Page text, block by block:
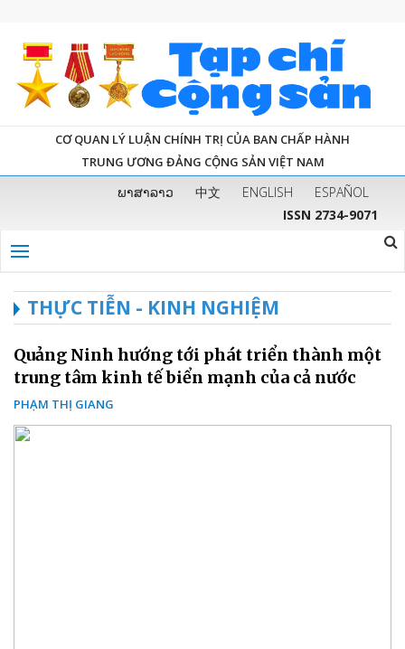
CƠ QUAN LÝ LUẬN CHÍNH TRỊ CỦA BAN CHẤP HÀNH
TRUNG ƯƠNG ĐẢNG CỘNG SẢN VIỆT NAM
ພາສາລາວ 中文 ENGLISH
ESPAÑOL
ISSN 2734-9071
THỰC TIỄN - KINH NGHIỆM
Quảng Ninh hướng tới phát triển thành một
trung tâm kinh tế biển mạnh của cả nước
PHẠM THỊ GIANG